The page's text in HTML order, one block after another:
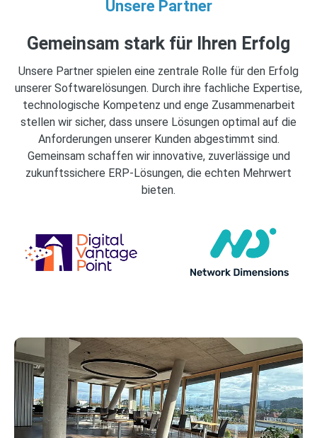
Unsere Partner
Gemeinsam stark für Ihren Erfolg
Unsere Partner spielen eine zentrale Rolle für den Erfolg
unserer Softwarelösungen. Durch ihre fachliche Expertise,
technologische Kompetenz und enge Zusammenarbeit
stellen wir sicher, dass unsere Lösungen optimal auf die
Anforderungen unserer Kunden abgestimmt sind.
Gemeinsam schaffen wir innovative, zuverlässige und
zukunftssichere ERP‑Lösungen, die echten Mehrwert
bieten.